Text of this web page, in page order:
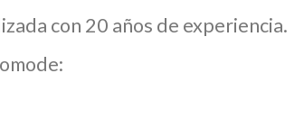
con 20 años de experiencia.